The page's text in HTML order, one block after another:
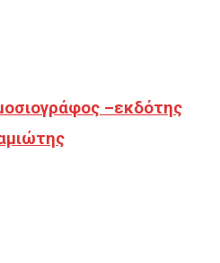
–εκδότης